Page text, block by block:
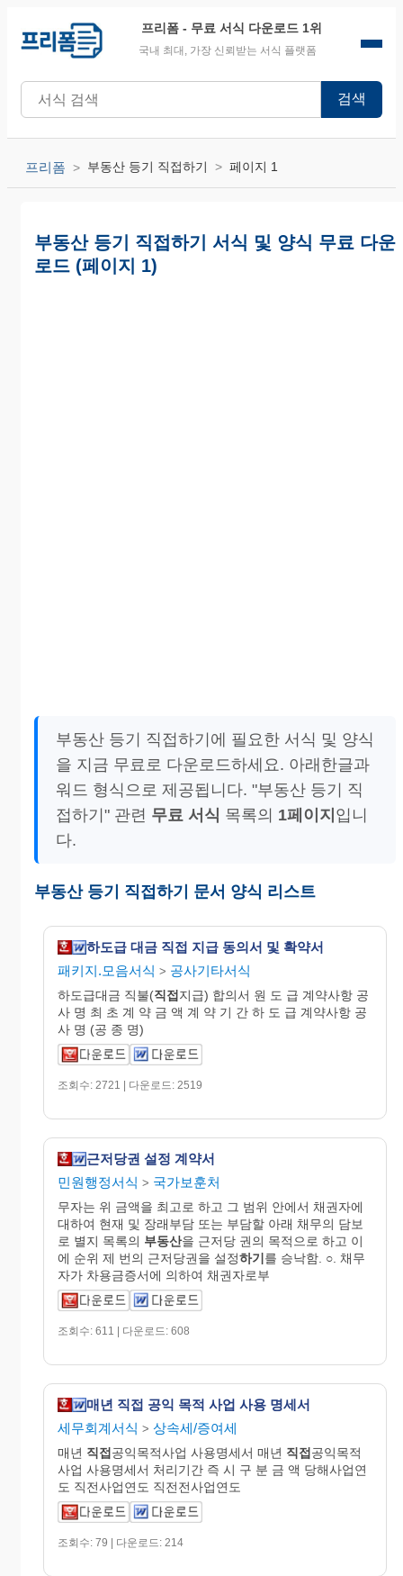
프리폼 - 무료 서식 다운로드 1위
국내 최대, 가장 신뢰받는 서식 플랫폼
검색
프리폼 부동산 등기 직접하기 페이지 1
부동산 등기 직접하기 서식 및 양식 무료 다운
로드 (페이지 1)
부동산 등기 직접하기에 필요한 서식 및 양식
을 지금 무료로 다운로드하세요. 아래한글과
워드 형식으로 제공됩니다. "부동산 등기 직
접하기" 관련 무료 서식 목록의 1페이지 입니
다.
부동산 등기 직접하기 문서 양식 리스트
하도급 대금 직접 지급 동의서 및 확약서
패키지.모음서식 > 공사기타서식
하도급대금 직불(직접지급) 합의서 원 도 급 계약사항 공
사 명 최 초 계 약 금 액 계 약 기 간 하 도 급 계약사항 공
사 명 (공 종 명)
조회수: 2721 | 다운로드: 2519
근저당권 설정 계약서
민원행정서식 > 국가보훈처
무자는 위 금액을 최고로 하고 그 범위 안에서 채권자에
대하여 현재 및 장래부담 또는 부담할 아래 채무의 담보
로 별지 목록의 부동산을 근저당 권의 목적으로 하고 이
에 순위 제 번의 근저당권을 설정하기를 승낙함. ○. 채무
자가 차용금증서에 의하여 채권자로부
조회수: 611 | 다운로드: 608
매년 직접 공익 목적 사업 사용 명세서
세무회계서식 > 상속세/증여세
매년 직접공익목적사업 사용명세서 매년 직접공익목적
사업 사용명세서 처리기간 즉 시 구 분 금 액 당해사업연
도 직전사업연도 직전전사업연도
조회수: 79 | 다운로드: 214